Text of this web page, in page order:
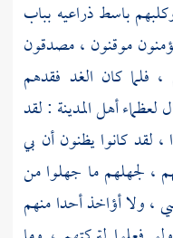
باسط ذراعيه بباب
موقنون ، مصدقون
فلما كان الغد فقدهم
أهل المدينة : لقد
لقد كانوا يظنون أن بي
، لجهلهم ما جهلوا من
، ولا أؤاخذ أحدا منهم